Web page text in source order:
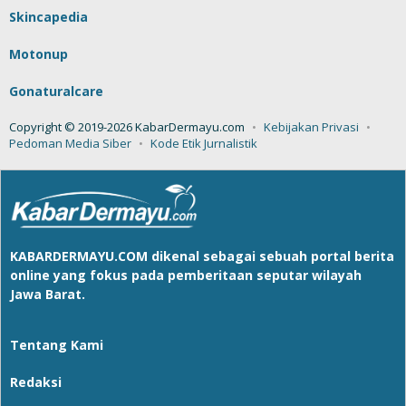
Skincapedia
Motonup
Gonaturalcare
Copyright © 2019-2026 KabarDermayu.com
Kebijakan Privasi
Pedoman Media Siber
Kode Etik Jurnalistik
KABARDERMAYU.COM dikenal sebagai sebuah portal berita
online yang fokus pada pemberitaan seputar wilayah
Jawa Barat.
Tentang Kami
Redaksi